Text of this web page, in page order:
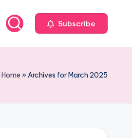
Subscribe
Home »Archives for March 2025